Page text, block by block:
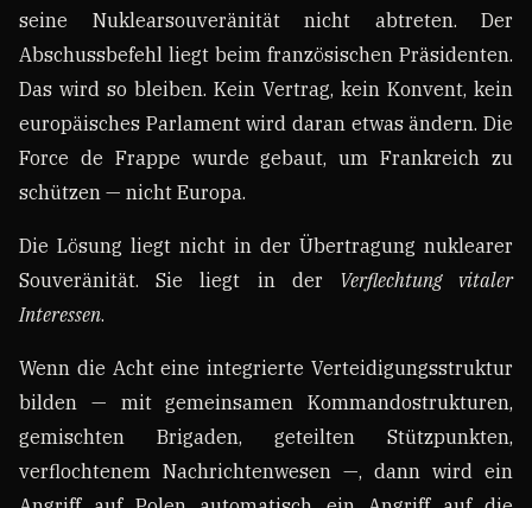
seine Nuklearsouveränität nicht abtreten. Der
Abschussbefehl liegt beim französischen Präsidenten.
Das wird so bleiben. Kein Vertrag, kein Konvent, kein
europäisches Parlament wird daran etwas ändern. Die
Force de Frappe wurde gebaut, um Frankreich zu
schützen — nicht Europa.
Die Lösung liegt nicht in der Übertragung nuklearer
Souveränität. Sie liegt in der Verflechtung vitaler
Interessen.
Wenn die Acht eine integrierte Verteidigungsstruktur
bilden — mit gemeinsamen Kommandostrukturen,
gemischten Brigaden, geteilten Stützpunkten,
verflochtenem Nachrichtenwesen —, dann wird ein